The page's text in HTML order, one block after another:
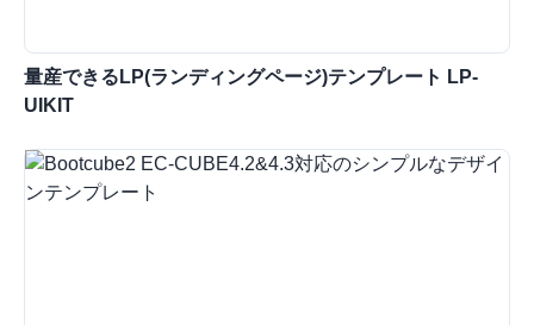
量産できるLP(ランディングページ)テンプレート LP-
UIKIT